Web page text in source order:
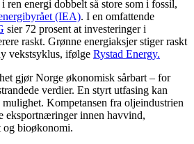
ren energi dobbelt så store som i fossil,
(IEA). I en omfattende
sier 72 prosent at investeringer i
raskt. Grønne energiaksjer stiger raskt
vekstsyklus, ifølge Rystad Energy.
gjør Norge økonomisk sårbart – for
verdier. En styrt utfasing kan
Kompetansen fra oljeindustrien
eksportnæringer innen havvind,
og bioøkonomi.